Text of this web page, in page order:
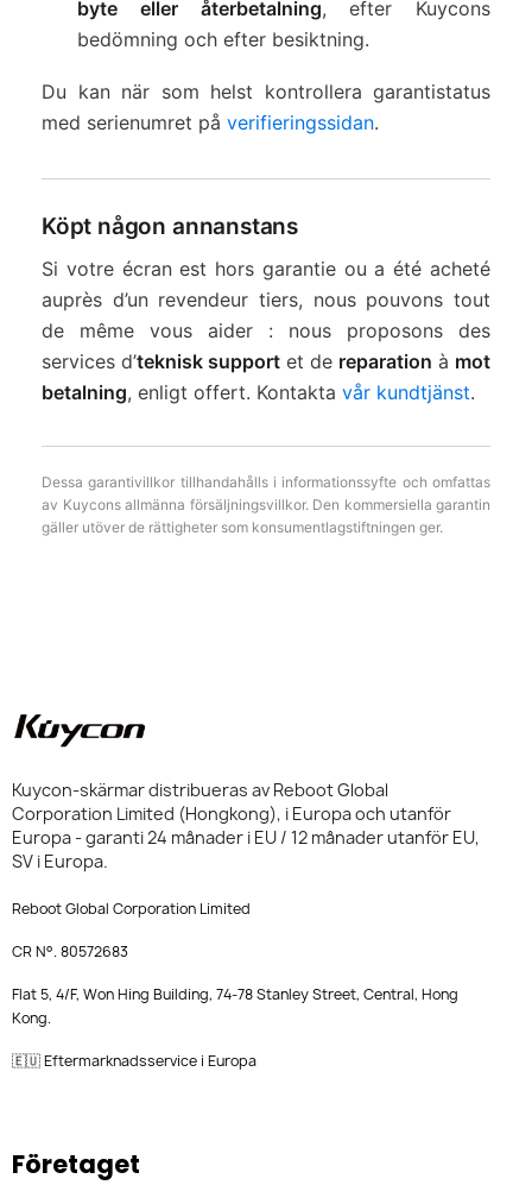
byte eller återbetalning, efter Kuycons
bedömning och efter besiktning.
Du kan när som helst kontrollera garantistatus
med serienumret på verifieringssidan.
Köpt någon annanstans
Si votre écran est hors garantie ou a été acheté
auprès d’un revendeur tiers, nous pouvons tout
de même vous aider : nous proposons des
services d’teknisk support et de reparation à mot
betalning, enligt offert. Kontakta vår kundtjänst.
Dessa garantivillkor tillhandahålls i informationssyfte och omfattas
av Kuycons allmänna försäljningsvillkor. Den kommersiella garantin
gäller utöver de rättigheter som konsumentlagstiftningen ger.
Kuycon-skärmar distribueras av Reboot Global
Corporation Limited (Hongkong), i Europa och utanför
Europa - garanti 24 månader i EU / 12 månader utanför EU,
SV i Europa.
Reboot Global Corporation Limited
CR N°. 80572683
Flat 5, 4/F, Won Hing Building, 74-78 Stanley Street, Central, Hong
Kong.
🇪🇺 Eftermarknadsservice i Europa
Företaget